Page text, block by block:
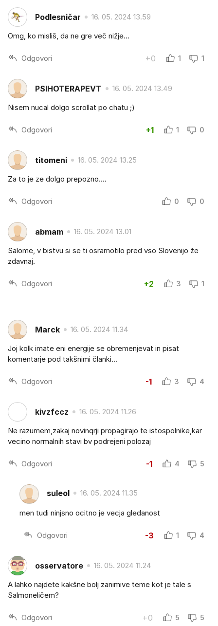
Podlesničar 16. 05. 2024 13.59
Omg, ko misliš, da ne gre več nižje...
Odgovori +0 1 1
PSIHOTERAPEVT 16. 05. 2024 13.49
Nisem nucal dolgo scrollat po chatu ;)
Odgovori +1 1 0
titomeni 16. 05. 2024 13.25
Za to je ze dolgo prepozno....
Odgovori 0 0
abmam 16. 05. 2024 13.01
Salome, v bistvu si se ti osramotilo pred vso Slovenijo že
zdavnaj.
Odgovori +2 3 1
Marck 16. 05. 2024 11.34
Joj kolk imate eni energije se obremenjevat in pisat
komentarje pod takšnimi članki...
Odgovori -1 3 4
kivzfccz 16. 05. 2024 11.26
Ne razumem,zakaj novinqrji propagirajo te istospolnike,kar
vecino normalnih stavi bv podrejeni polozaj
Odgovori -1 4 5
suleol 16. 05. 2024 11.35
men tudi ninjsno ocitno je vecja gledanost
Odgovori -3 1 4
osservatore 16. 05. 2024 11.24
A lahko najdete kakšne bolj zanimive teme kot je tale s
Salmoneličem?
Odgovori +0 5 5